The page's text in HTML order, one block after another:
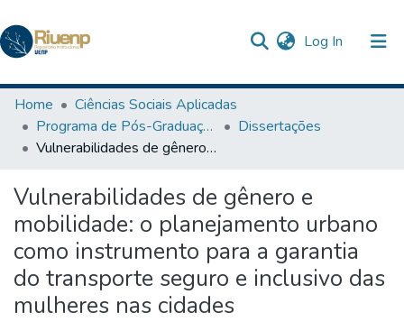
Log In (current)
Communities & Collections
Browse DSpace
Home
Ciências Sociais Aplicadas
Programa de Pós-Graduação em Ciência Jurídica
Dissertações
Vulnerabilidades de gênero e mobilidade: o planejamento urbano como instrumento para a garantia do transporte seguro e inclusivo das mulheres nas cidades
Vulnerabilidades de gênero e
mobilidade: o planejamento urbano
como instrumento para a garantia
do transporte seguro e inclusivo das
mulheres nas cidades